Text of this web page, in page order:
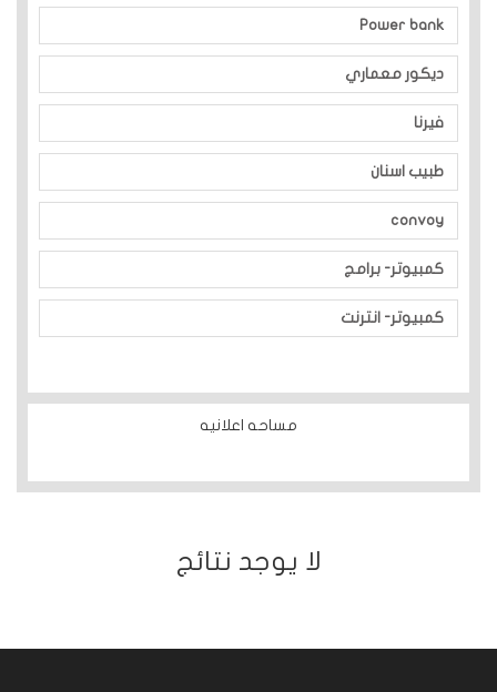
Power bank
ديكور معماري
فيرنا
طبيب اسنان
convoy
كمبيوتر- برامج
كمبيوتر- انترنت
مساحه اعلانيه
ﻻ يوجد نتائج